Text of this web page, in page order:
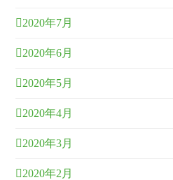
2020年7月
2020年6月
2020年5月
2020年4月
2020年3月
2020年2月